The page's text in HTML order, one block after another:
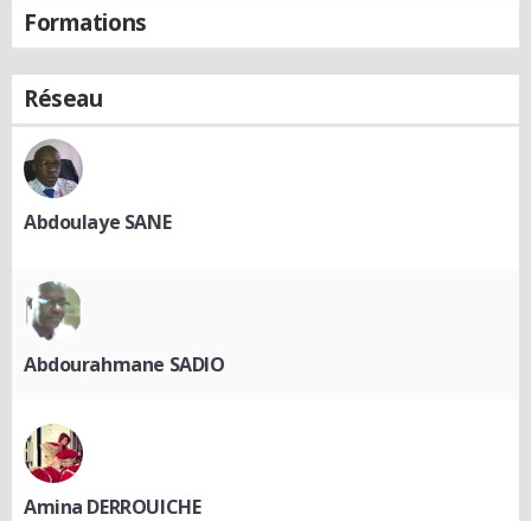
Formations
Réseau
Abdoulaye SANE
Abdourahmane SADIO
Amina DERROUICHE